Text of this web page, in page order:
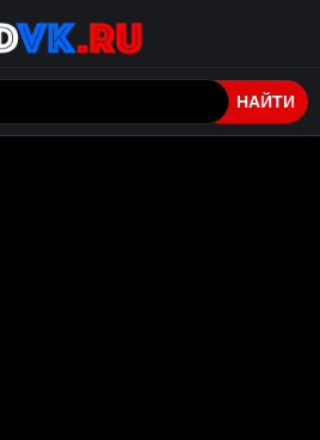
НАЙТИ